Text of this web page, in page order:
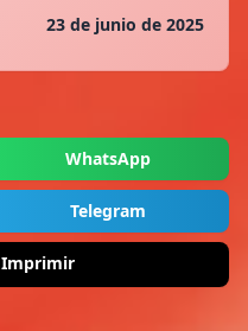
23 de junio de 2025
WhatsApp
Telegram
Imprimir